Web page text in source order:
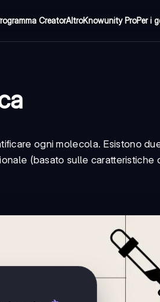
CreatorAltroKnowunity ProPer i
ogni molecola. Esistono
(basato sulle caratteristiche